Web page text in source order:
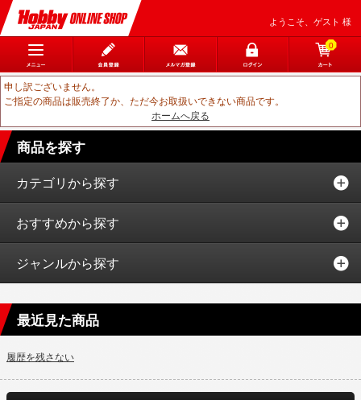
ようこそ、ゲスト 様
0
申し訳ございません。
ご指定の商品は販売終了か、ただ今お取扱いできない商品です。
ホームへ戻る
商品を探す
カテゴリから探す
おすすめから探す
ジャンルから探す
最近見た商品
履歴を残さない